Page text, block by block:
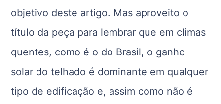
objetivo deste artigo. Mas aproveito o
título da peça para lembrar que em climas
quentes, como é o do Brasil, o ganho
solar do telhado é dominante em qualquer
tipo de edificação e, assim como não é